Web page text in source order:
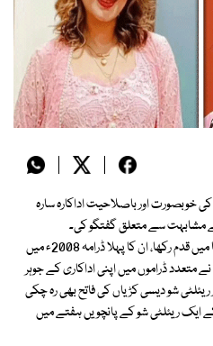
خوبصورت اور باصلاحیت اداکارہ سارہ
مشابہت سے متعلق گفتگو کی۔
سارہ عمیر نے کم عمری میں شوبز کی دنیا میں قدم رکھا، ان کا پہلا ڈرامہ 2008ء میں
متعدد ڈراموں میں اپنی اداکاری کے جوہر
شو دیسی کڑیاں کی فاتح بھی رہ چکی
ایک ریئلٹی شو کے پانچویں ہفتے میں